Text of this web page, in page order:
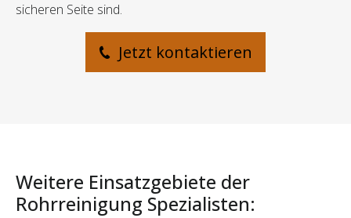
sicheren Seite sind.
Jetzt kontaktieren
Weitere Einsatzgebiete der
Rohrreinigung Spezialisten: